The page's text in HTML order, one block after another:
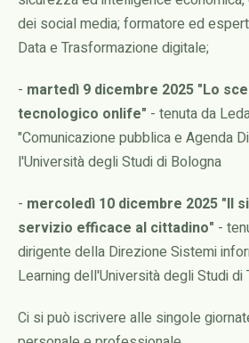
dei social media; formatore ed
Data e Trasformazione digitale;
- martedì 9 dicembre 2025 "Lo
tecnologico onlife" - tenuta da
"Comunicazione pubblica e Agenda
l'Università degli Studi di Bologna
- mercoledì 10 dicembre 2025 "Il
servizio efficace al cittadino" -
dirigente della Direzione Sistemi
Learning dell'Università degli Studi di
Ci si può iscrivere alle singole